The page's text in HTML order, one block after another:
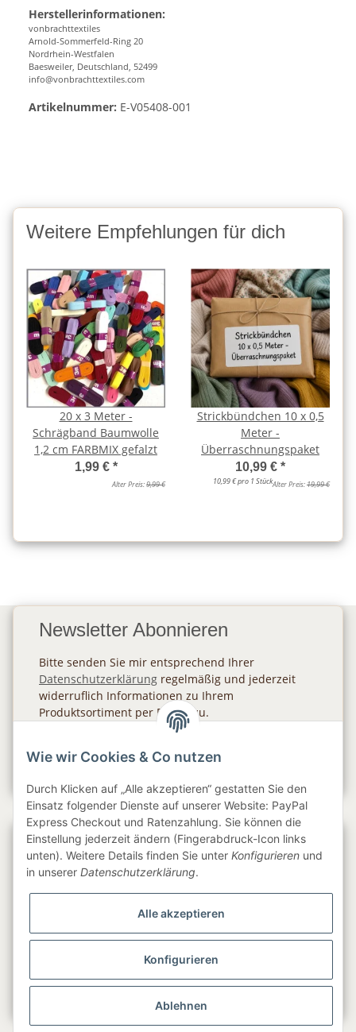
Herstellerinformationen:
vonbrachttextiles
Arnold-Sommerfeld-Ring 20
Nordrhein-Westfalen
Baesweiler, Deutschland, 52499
info@vonbrachttextiles.com
Artikelnummer: E-V05408-001
Weitere Empfehlungen für dich
20 x 3 Meter -
Schrägband Baumwolle
1,2 cm FARBMIX gefalzt
1,99 € *
Alter Preis:9,99 €
Strickbündchen 10 x 0,5
Meter -
Überraschnungspaket
10,99 € *
10,99 € pro 1 StückAlter Preis:19,99 €
Newsletter Abonnieren
Bitte senden Sie mir entsprechend Ihrer
Datenschutzerklärung regelmäßig und jederzeit
widerruflich Informationen zu Ihrem
Produktsortiment per E-Mail zu.
Gesetzliche Informationen
Wie wir Cookies & Co nutzen
Durch Klicken auf „Alle akzeptieren“ gestatten Sie den
Einsatz folgender Dienste auf unserer Website: PayPal
Express Checkout und Ratenzahlung. Sie können die
Einstellung jederzeit ändern (Fingerabdruck-Icon links
unten). Weitere Details finden Sie unter Konfigurieren und
in unserer Datenschutzerklärung.
Alle akzeptieren
Konfigurieren
Ablehnen